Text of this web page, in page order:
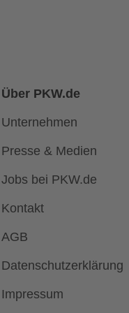
Über PKW.de
Unternehmen
Presse & Medien
Jobs bei PKW.de
Kontakt
AGB
Datenschutzerklärung
Impressum